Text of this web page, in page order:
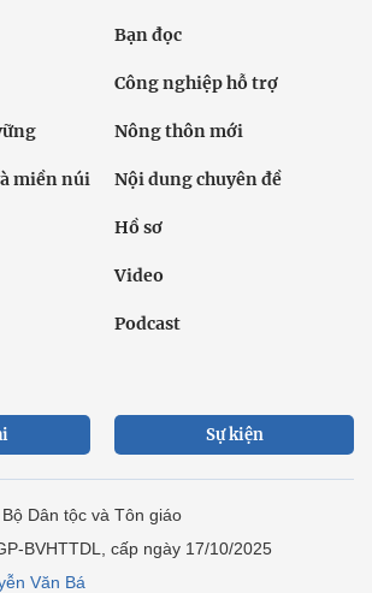
Bạn đọc
Công nghiệp hỗ trợ
Nông thôn mới
miền núi Nội dung chuyên đề
Hồ sơ
Video
Podcast
Sự kiện
Dân tộc và Tôn giáo
BVHTTDL, cấp ngày 17/10/2025
Văn Bá